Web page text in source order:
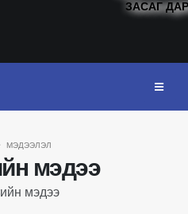
ЗАСАГ
мэдээ
мэдээ
МЭДЭЭЛЭЛ